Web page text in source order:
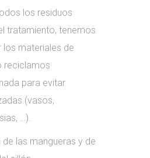
los residuos
tratamiento, tenemos
los materiales de
reciclamos
para evitar
…).
las mangueras y de